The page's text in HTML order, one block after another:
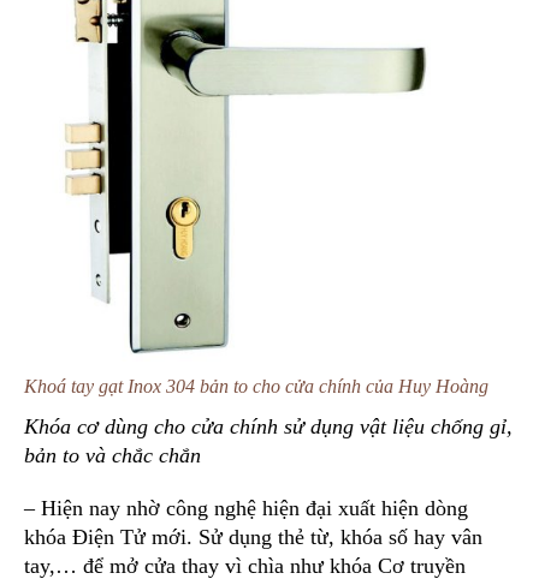
Khoá tay gạt Inox 304 bản to cho cửa chính của Huy Hoàng
Khóa cơ dùng cho cửa chính sử dụng vật liệu chống gỉ,
bản to và chắc chắn
– Hiện nay nhờ công nghệ hiện đại xuất hiện dòng
khóa Điện Tử mới. Sử dụng thẻ từ, khóa số hay vân
tay,… để mở cửa thay vì chìa như khóa Cơ truyền